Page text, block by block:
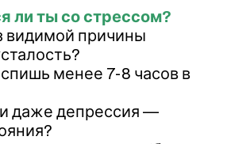
ли ты со стрессом?
видимой причины
менее 7-8 часов в
даже депрессия —